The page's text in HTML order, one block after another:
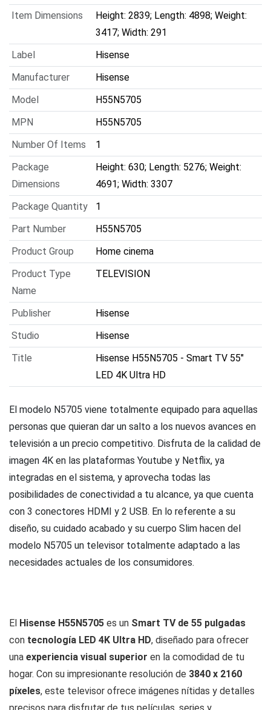
Item Dimensions
Height: 2839; Length: 4898; Weight:
3417; Width: 291
Label
Hisense
Manufacturer
Hisense
Model
H55N5705
MPN
H55N5705
Number Of Items
1
Package
Dimensions
Height: 630; Length: 5276; Weight:
4691; Width: 3307
Package Quantity
1
Part Number
H55N5705
Product Group
Home cinema
Product Type
Name
TELEVISION
Publisher
Hisense
Studio
Hisense
Title
Hisense H55N5705 - Smart TV 55"
LED 4K Ultra HD
El modelo N5705 viene totalmente equipado para aquellas
personas que quieran dar un salto a los nuevos avances en
televisión a un precio competitivo. Disfruta de la calidad de
imagen 4K en las plataformas Youtube y Netflix, ya
integradas en el sistema, y aprovecha todas las
posibilidades de conectividad a tu alcance, ya que cuenta
con 3 conectores HDMI y 2 USB. En lo referente a su
diseño, su cuidado acabado y su cuerpo Slim hacen del
modelo N5705 un televisor totalmente adaptado a las
necesidades actuales de los consumidores.
El Hisense H55N5705 es un Smart TV de 55 pulgadas
con tecnología LED 4K Ultra HD, diseñado para ofrecer
una experiencia visual superior en la comodidad de tu
hogar. Con su impresionante resolución de 3840 x 2160
píxeles, este televisor ofrece imágenes nítidas y detalles